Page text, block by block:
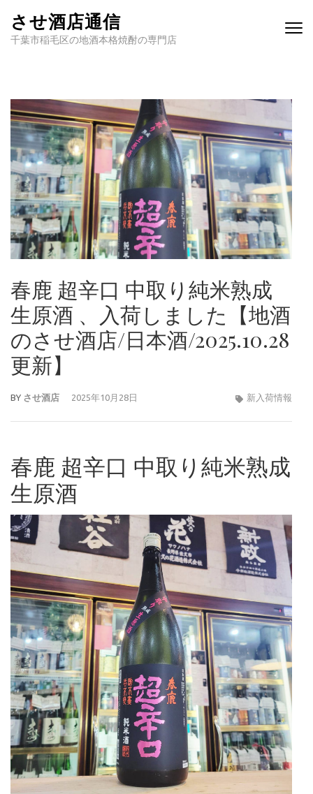
させ酒店通信
千葉市稲毛区の地酒本格焼酎の専門店
春鹿 超辛口 中取り純米熟成
生原酒 、入荷しました【地酒
のさせ酒店/日本酒/2025.10.28
更新】
BY させ酒店 2025年10月28日 新入荷情報
春鹿 超辛口 中取り純米熟成
生原酒